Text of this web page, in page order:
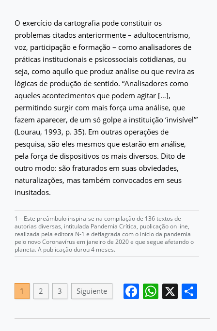
O exercício da cartografia pode constituir os
problemas citados anteriormente – adultocentrismo,
voz, participação e formação – como analisadores de
práticas institucionais e psicossociais cotidianas, ou
seja, como aquilo que produz análise ou que revira as
lógicas de produção de sentido. “Analisadores como
aqueles acontecimentos que podem agitar […],
permitindo surgir com mais força uma análise, que
fazem aparecer, de um só golpe a instituição ‘invisível’”
(Lourau, 1993, p. 35). Em outras operações de
pesquisa, são eles mesmos que estarão em análise,
pela força de dispositivos os mais diversos. Dito de
outro modo: são fraturados em suas obviedades,
naturalizações, mas também convocados em seus
inusitados.
1 – Este preâmbulo inspira-se na compilação de 136 textos de
autorias diversas, intitulada Pandemia Crítica, publicação on line,
realizada pela editora N-1 e deflagrada com o início da pandemia
pelo novo Coronavírus em janeiro de 2020 e que segue afetando o
planeta. A publicação durou 4 meses.
Facebook
X
1 2 3 Siguiente